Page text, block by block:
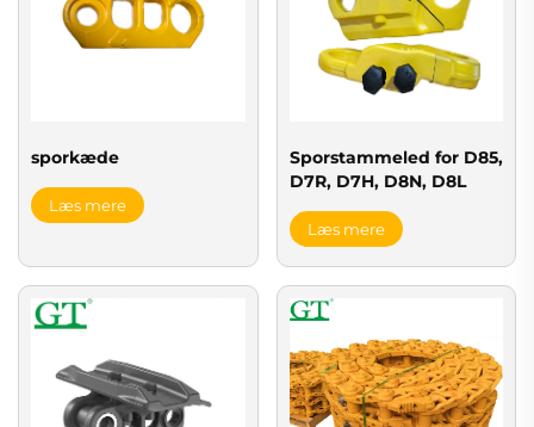
sporkæde
Læs mere
Sporstammeled for D85,
D7R, D7H, D8N, D8L
Læs mere